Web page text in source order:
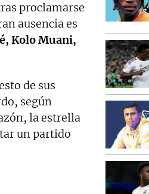
proclamarse
ausencia es
Kolo Muani,
de sus
según
la estrella
un partido